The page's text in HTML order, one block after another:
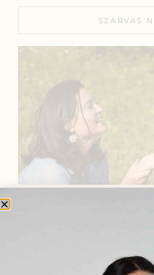
SZARVAS
Küldetésem a
alkalmazásának oktatása, a